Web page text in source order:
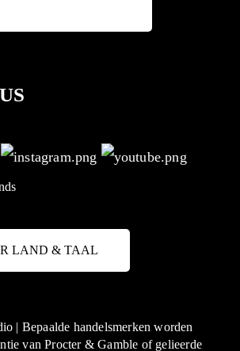
LAND & TAAL
| Bepaalde handelsmerken worden
van Procter & Gamble of gelieerde